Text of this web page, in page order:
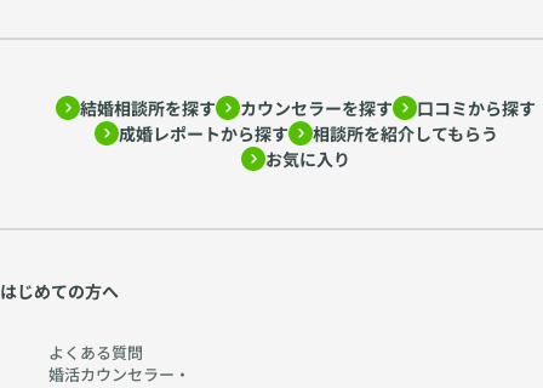
結婚相談所を探す カウンセラーを探す
口コミから探す
成婚レポートから探す
相談所を紹介してもらう
お気に入り
はじめての方へ
よくある質問
婚活カウンセラー・